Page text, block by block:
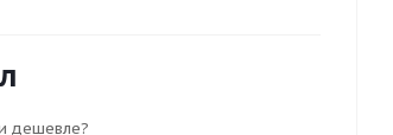
дешевле?